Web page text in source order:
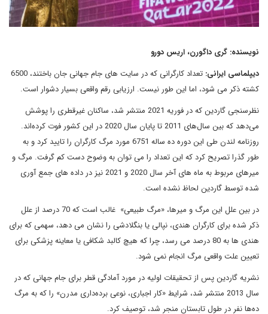
نویسنده: گری داگورن، اریس دورو
دیپلماسی ایرانی:
تعداد کارگرانی که در سایت های جام جهانی جان باختند، 6500
کشته ذکر می شود، اما این طور نیست. ارزیابی رقم واقعی بسیار دشوار است.
نظرسنجی گاردین که در فوریه 2021 منتشر شد، ساکنان غیرقطری را پوشش
می‌دهد که بین سال‌های 2011 تا پایان سال 2020 در این کشور فوت کرده‌اند.
روزنامه لندن طی این دوره ده ساله 6751 مورد مرگ کارگران را تایید کرد و به
طور گذرا تصریح کرد که این تعداد را می توان به وضوح دست کم گرفت. مرگ و
میرهای مربوط به ماه های آخر سال 2020 و 2021 نیز در داده های جمع آوری
شده توسط گاردین لحاظ نشده است.
در بین علل این مرگ و میرها، «مرگ طبیعی» غالب است که 70 درصد از علل
ذکر شده برای کارگران هندی، نپالی یا بنگلادشی را نشان می دهد، سهمی که برای
هندی ها به 80 درصد می رسد، چرا که هیچ کالبد شکافی یا معاینه پزشکی برای
تعیین علت واقعی مرگ انجام نمی شود.
نشریه گاردین پس از تحقیقات اولیه در مورد آمادگی قطر برای جام جهانی که در
سال 2013 منتشر شد، شرایط «کار اجباری، نوعی برده‌داری مدرن» را که به مرگ
ده‌ها نفر در طول تابستان منجر شد، توصیف کرد.